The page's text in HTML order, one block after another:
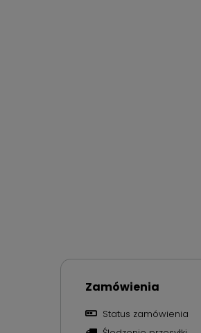
Zamówienia
Status zamówienia